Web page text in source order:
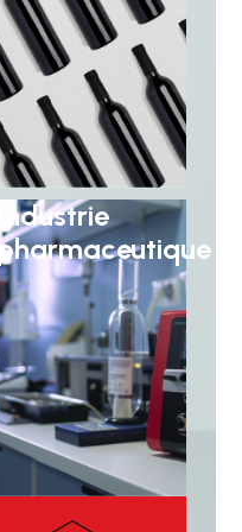
Industrie
pharmaceutique